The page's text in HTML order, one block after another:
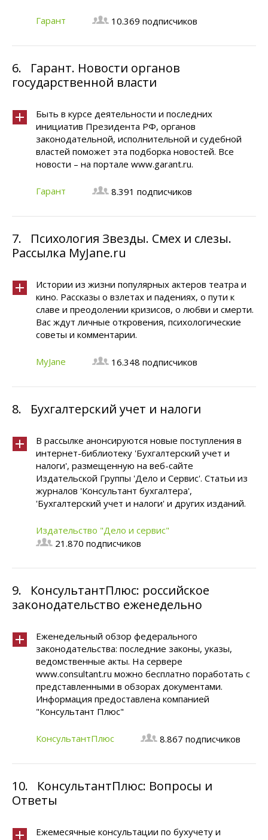
Гарант 10.369 подписчиков
6.
Гарант. Новости органов
государственной власти
Быть в курсе деятельности и последних
инициатив Президента РФ, органов
законодательной, исполнительной и судебной
властей поможет эта подборка новостей. Все
новости – на портале www.garant.ru.
Гарант 8.391 подписчиков
7.
Психология Звезды. Смех и слезы.
Рассылка MyJane.ru
Истории из жизни популярных актеров театра и
кино. Рассказы о взлетах и падениях, о пути к
славе и преодолении кризисов, о любви и смерти.
Вас ждут личные откровения, психологические
советы и комментарии.
MyJane 16.348 подписчиков
8. Бухгалтерский учет и налоги
В рассылке анонсируются новые поступления в
интернет-библиотеку 'Бухгалтерский учет и
налоги', размещенную на веб-сайте
Издательской Группы 'Дело и Сервис'. Статьи из
журналов 'Консультант бухгалтера',
'Бухгалтерский учет и налоги' и других изданий.
Издательство "Дело и cервис"
21.870 подписчиков
9.
КонсультантПлюс: российское
законодательство еженедельно
Еженедельный обзор федерального
законодательства: последние законы, указы,
ведомственные акты. На сервере
www.consultant.ru можно бесплатно поработать с
представленными в обзорах документами.
Информация предоставлена компанией
"Консультант Плюс"
КонсультантПлюс 8.867 подписчиков
10.
КонсультантПлюс: Вопросы и
Ответы
Ежемесячные консультации по бухучету и